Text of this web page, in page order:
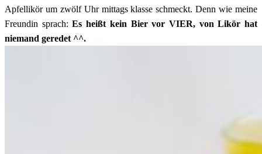
Apfellikör um zwölf Uhr mittags klasse schmeckt. Denn wie meine
Freundin sprach:Es heißt kein Bier vor VIER, von Likör hat
niemand geredet ^^.